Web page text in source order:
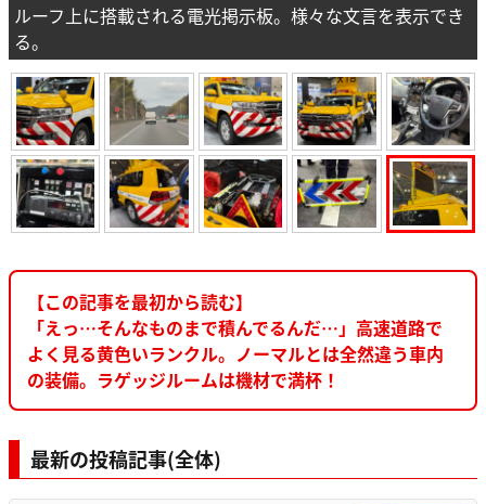
ルーフ上に搭載される電光掲示板。様々な文言を表示でき
る。
【この記事を最初から読む】
「えっ…そんなものまで積んでるんだ…」高速道路で
よく見る黄色いランクル。ノーマルとは全然違う車内
の装備。ラゲッジルームは機材で満杯！
最新の投稿記事(全体)